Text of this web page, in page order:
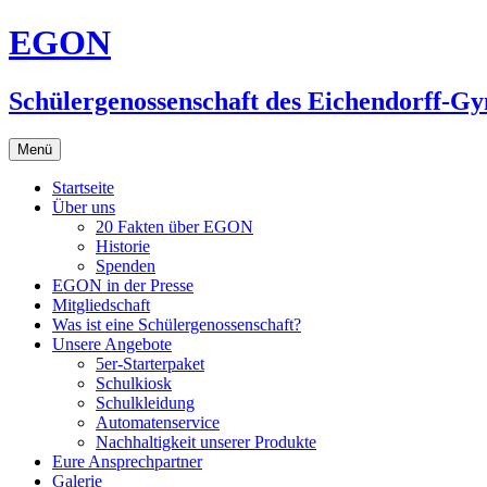
Zum
Inhalt
EGON
Schülergenossenschaft des Eichendorff-
Menü
Startseite
Über uns
20 Fakten über EGON
Historie
Spenden
EGON in der Presse
Mitgliedschaft
Was ist eine Schülergenossenschaft?
Unsere Angebote
5er-Starterpaket
Schulkiosk
Schulkleidung
Automatenservice
Nachhaltigkeit unserer Produkte
Eure Ansprechpartner
Galerie